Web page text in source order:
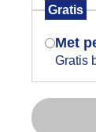
Gratis
Met
Gratis
je